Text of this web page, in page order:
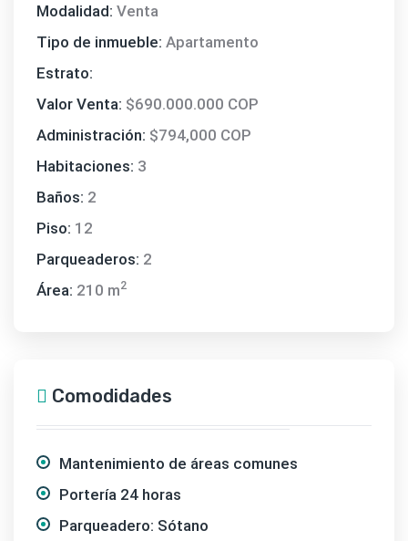
Modalidad: Venta
Tipo de inmueble: Apartamento
Estrato:
Valor Venta: $690.000.000 COP
Administración: $794,000 COP
Habitaciones: 3
Baños: 2
Piso: 12
Parqueaderos: 2
Área: 210 m2
Comodidades
Mantenimiento de áreas comunes
Portería 24 horas
Parqueadero: Sótano